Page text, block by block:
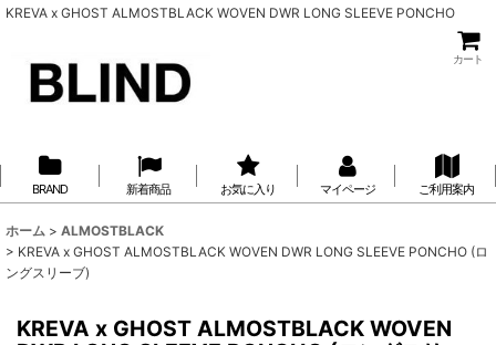
KREVA x GHOST ALMOSTBLACK WOVEN DWR LONG SLEEVE PONCHO
カート
BRAND 新着商品 お気に入り マイページ ご利用案内
ホーム > ALMOSTBLACK
> KREVA x GHOST ALMOSTBLACK WOVEN DWR LONG SLEEVE PONCHO (ロ
ングスリーブ)
KREVA x GHOST ALMOSTBLACK WOVEN